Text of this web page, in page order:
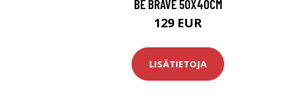
BE BRAVE 50X40CM
129 EUR
LISÄTIETOJA